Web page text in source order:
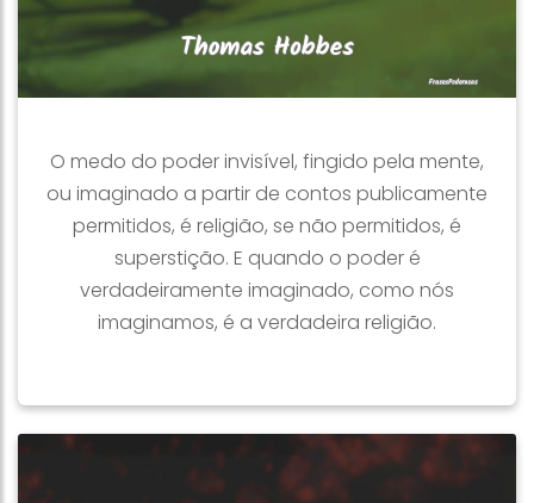
O medo do poder invisível, fingido pela mente,
ou imaginado a partir de contos publicamente
permitidos, é religião, se não permitidos, é
superstição. E quando o poder é
verdadeiramente imaginado, como nós
imaginamos, é a verdadeira religião.